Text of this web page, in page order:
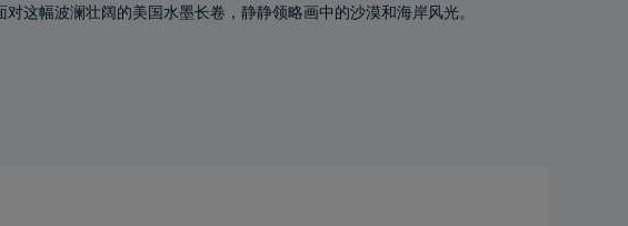
这幅波澜壮阔的美国水墨长卷，静静领略画中的沙漠和海岸风光。